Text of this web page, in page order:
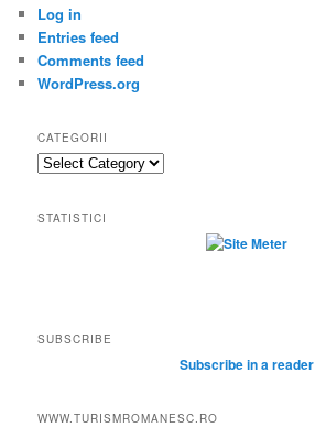
Log in
Entries feed
Comments feed
WordPress.org
CATEGORII
Categorii
STATISTICI
SUBSCRIBE
Subscribe in a reader
WWW.TURISMROMANESC.RO